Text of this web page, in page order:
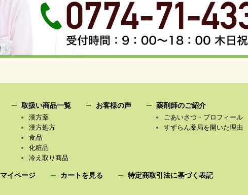
取扱い商品一覧
漢方薬
漢方処方
食品
化粧品
冷え取り商品
お客様の声
薬剤師のご紹介
ごあいさつ・プロフィール
すずらん薬局を開いた理由
マイページ カートを見る 特定商取引法に基づく表記